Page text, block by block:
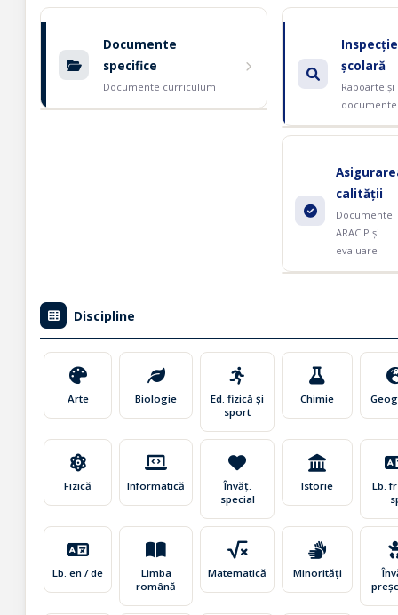
Documente
specifice
Documente curriculum
Inspecție
școlară
Rapoarte și
documente
calității
Documente
ARACIP și
evaluare
Discipline
Arte Biologie
Ed. fizică și
sport
Chimie
Fizică Informatică
Învăț.
special
Istorie
Lb.
Lb. en / de
Limba
română
Matematică Minorități